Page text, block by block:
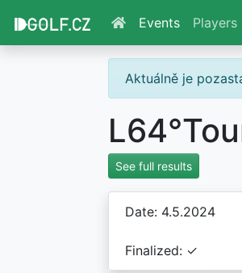
Events Players
Aktuálně je
See full results
Date: 4.5.2024
Finalized: ✓